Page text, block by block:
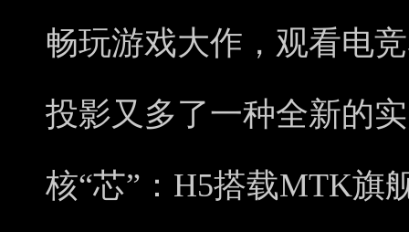
畅玩游戏大作，观看电
投影又多了一种全新的
核“芯”：H5搭载MTK旗